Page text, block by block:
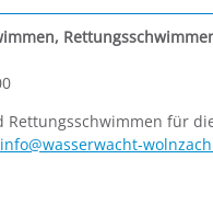
für
info@wasserwacht-